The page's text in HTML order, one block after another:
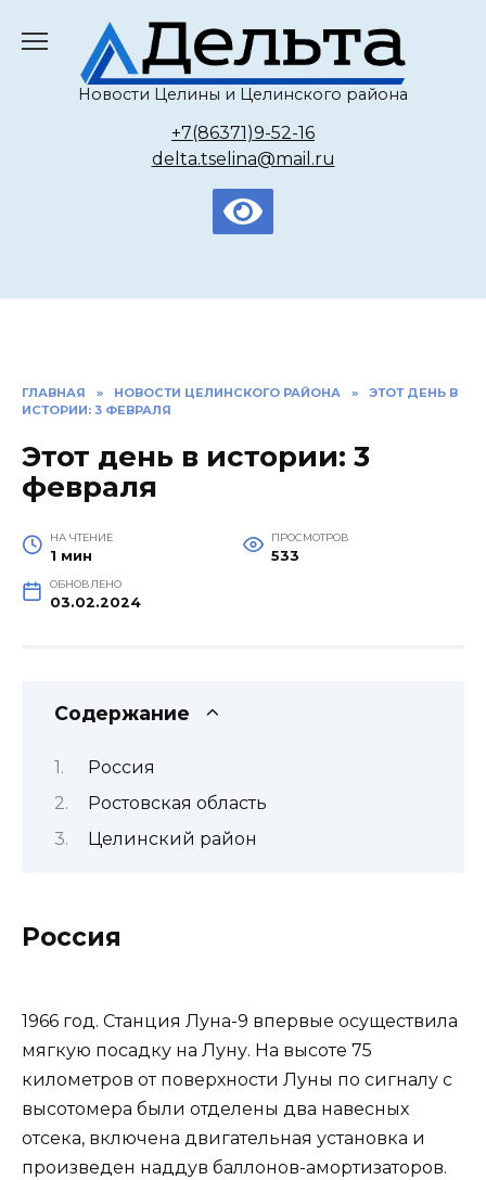
содержанию
Новости Целины и Целинского района
+7(86371)9-52-16
delta.tselina@mail.ru
ГЛАВНАЯ » НОВОСТИ ЦЕЛИНСКОГО РАЙОНА »
ЭТОТ ДЕНЬ В
ИСТОРИИ: 3 ФЕВРАЛЯ
Этот день в истории: 3
февраля
НА ЧТЕНИЕ
1 мин
ПРОСМОТРОВ
533
ОБНОВЛЕНО
03.02.2024
Содержание
Россия
Ростовская область
Целинский район
Россия
1966 год. Станция Луна-9 впервые осуществила
мягкую посадку на Луну. На высоте 75
километров от поверхности Луны по сигналу с
высотомера были отделены два навесных
отсека, включена двигательная установка и
произведен наддув баллонов-амортизаторов.